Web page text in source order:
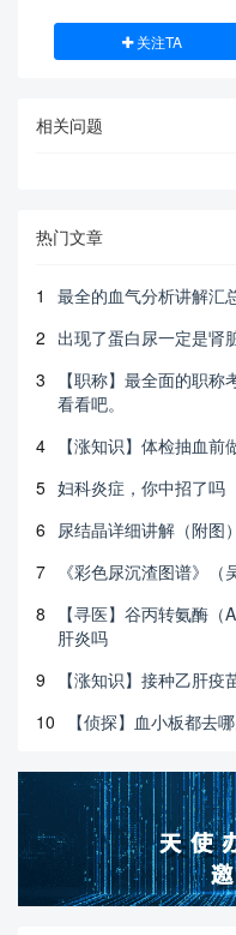
关注TA
相关问题
热门文章
1
最全的血气分析讲解汇
2 出现了蛋白尿一定是肾
3
【职称】最全面的职
看看吧。
4
【涨知识】体检抽血前
5 妇科炎症，你中招了吗
6 尿结晶详细讲解（附图）
7
《彩色尿沉渣图谱》（
8
【寻医】谷丙转氨酶
肝炎吗
9
【涨知识】接种乙肝
10
【侦探】血小板都去